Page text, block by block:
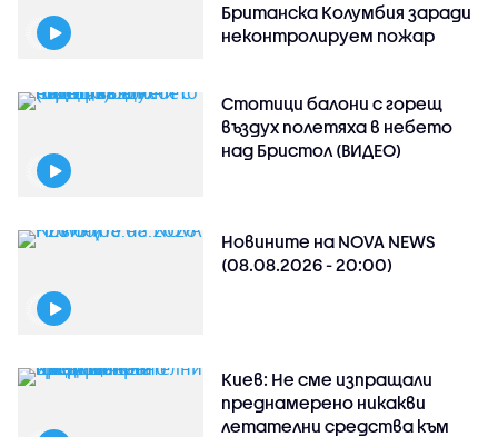
Британска Колумбия заради
неконтролируем пожар
Стотици балони с горещ
въздух полетяха в небето
над Бристол (ВИДЕО)
Новините на NOVA NEWS
(08.08.2026 - 20:00)
Киев: Не сме изпращали
преднамерено никакви
летателни средства към